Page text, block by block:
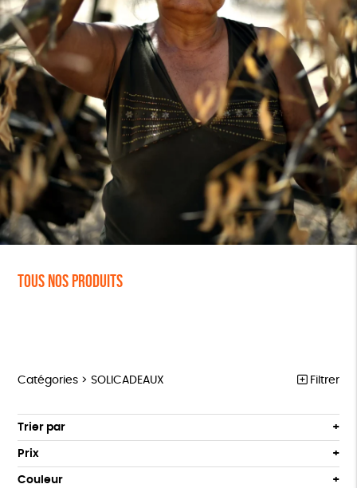
Tous nos produits
Catégories > SOLICADEAUX Filtrer
ÉQUITABLE
ÉPICERIE
MAISON
Trier par
Par défaut
Popularité
Prix
Tous
Couleur